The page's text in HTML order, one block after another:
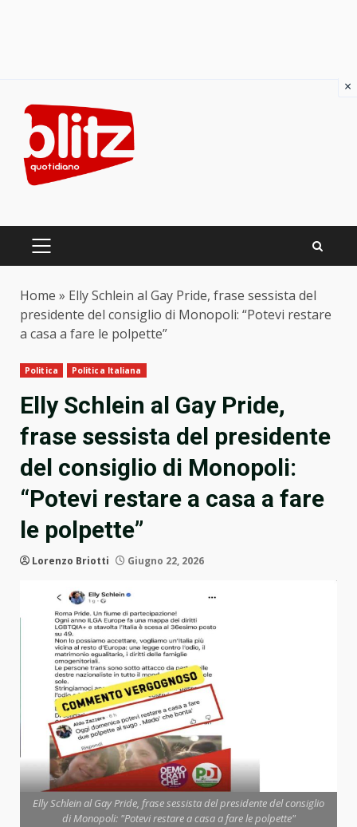
content
PRIMARY
Home » Elly Schlein al Gay Pride, frase sessista del
presidente del consiglio di Monopoli: “Potevi restare
a casa a fare le polpette”
Politica Politica Italiana
Elly Schlein al Gay Pride,
frase sessista del presidente
del consiglio di Monopoli:
“Potevi restare a casa a fare
le polpette”
Lorenzo Briotti Giugno 22, 2026
Elly Schlein al Gay Pride, frase sessista del presidente del consiglio
di Monopoli: "Potevi restare a casa a fare le polpette"
×